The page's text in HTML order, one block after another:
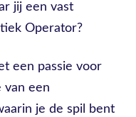
jij een vast
Operator?
een passie voor
van een
je de spil bent